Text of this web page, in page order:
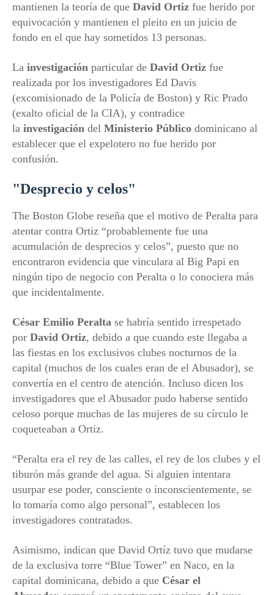
mantienen la teoría de que David Ortiz fue herido por
equivocación y mantienen el pleito en un juicio de
fondo en el que hay sometidos 13 personas.
La investigación particular de David Ortiz fue
realizada por los investigadores Ed Davis
(excomisionado de la Policía de Boston) y Ric Prado
(exalto oficial de la CIA), y contradice
la investigación del Ministerio Público dominicano al
establecer que el expelotero no fue herido por
confusión.
"Desprecio y celos"
The Boston Globe reseña que el motivo de Peralta para
atentar contra Ortiz “probablemente fue una
acumulación de desprecios y celos”, puesto que no
encontraron evidencia que vinculara al Big Papi en
ningún tipo de negocio con Peralta o lo conociera más
que incidentalmente.
César Emilio Peralta se habría sentido irrespetado
por David Ortiz, debido a que cuando este llegaba a
las fiestas en los exclusivos clubes nocturnos de la
capital (muchos de los cuales eran de el Abusador), se
convertía en el centro de atención. Incluso dicen los
investigadores que el Abusador pudo haberse sentido
celoso porque muchas de las mujeres de su círculo le
coqueteaban a Ortiz.
“Peralta era el rey de las calles, el rey de los clubes y el
tiburón más grande del agua. Si alguien intentara
usurpar ese poder, consciente o inconscientemente, se
lo tomaría como algo personal”, establecen los
investigadores contratados.
Asimismo, indican que David Ortíz tuvo que mudarse
de la exclusiva torre “Blue Tower” en Naco, en la
capital dominicana, debido a que César el